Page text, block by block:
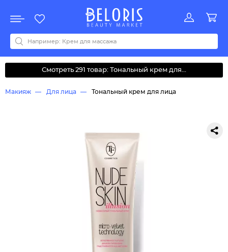
Акции
Все бренды
0-9ABCDEFGHIJKLMNOPQRSTUVWYZАБВДЗИМОКЛНПРСТУФ
Смотреть 291 товар: Тональный крем для...
Макияж Для лица Тональный крем для лица